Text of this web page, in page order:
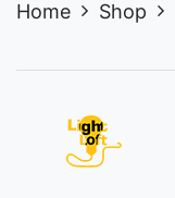
Home Shop